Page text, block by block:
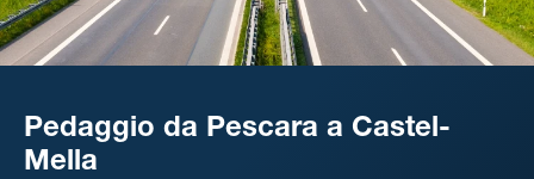
Pedaggio da Pescara a Castel-
Mella